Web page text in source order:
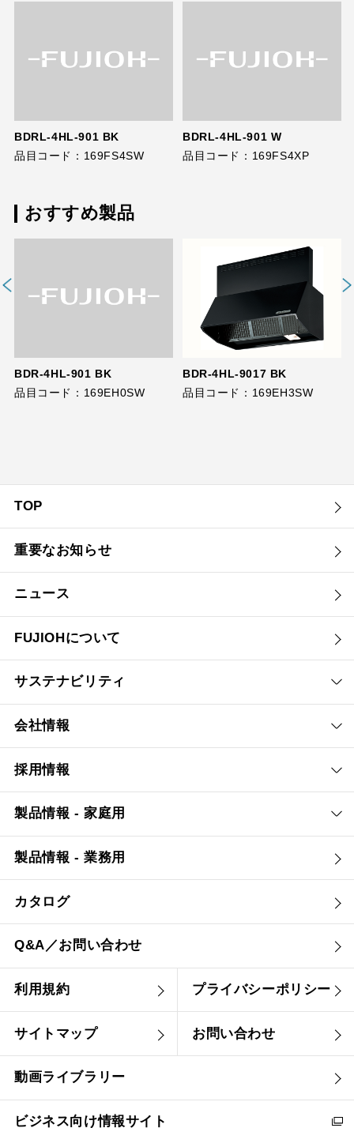
BDRL-4HL-901 BK
品目コード：169FS4SW
BDRL-4HL-901 W
品目コード：169FS4XP
おすすめ製品
BDR-4HL-901 BK
品目コード：169EH0SW
BDR-4HL-9017 BK
品目コード：169EH3SW
TOP
重要なお知らせ
ニュース
FUJIOHについて
サステナビリティ
会社情報
採用情報
製品情報 - 家庭用
製品情報 - 業務用
カタログ
Q&A／お問い合わせ
利用規約 プライバシーポリシー
サイトマップ お問い合わせ
動画ライブラリー
ビジネス向け情報サイト